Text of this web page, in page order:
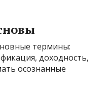
термины:
доходность,
осознанные